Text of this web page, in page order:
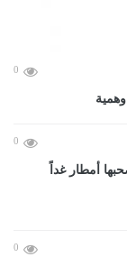
0
0
أمطار غداً
0